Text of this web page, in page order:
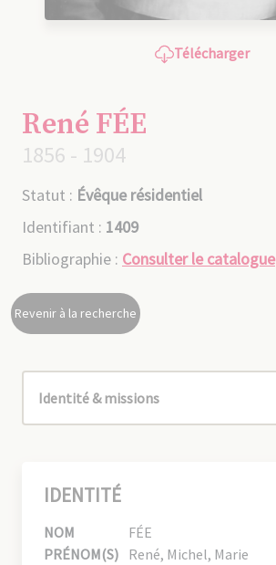
Télécharger
René FÉE
1856 - 1904
Statut : Évêque résidentiel
Identifiant : 1409
Bibliographie : Consulter le catalogue
Revenir à la recherche
IDENTITÉ
NOM
FÉE
PRÉNOM(S) René, Michel, Marie